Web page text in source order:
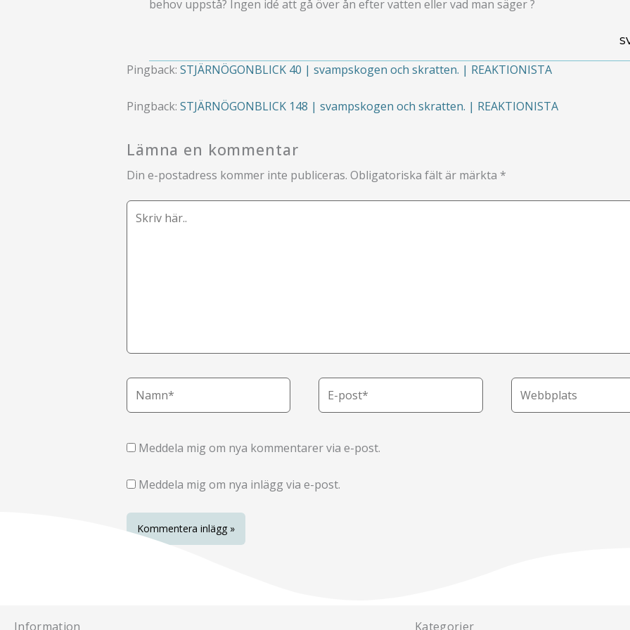
behov uppstå? Ingen idé att gå över ån efter vatten eller vad man säger ?
Pingback: STJÄRNÖGONBLICK 40 | svampskogen och skratten. | REAKTIONISTA
Pingback: STJÄRNÖGONBLICK 148 | svampskogen och skratten. | REAKTIONISTA
Lämna en kommentar
Din e-postadress kommer inte publiceras. Obligatoriska fält är märkta *
Skriv
här..
Namn*
E-
post*
Webbplats
Meddela mig om nya kommentarer via e-post.
Meddela mig om nya inlägg via e-post.
Information Kategorier